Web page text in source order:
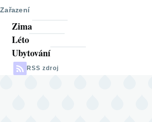
Zařazení
Zima
Léto
Ubytování
RSS zdroj